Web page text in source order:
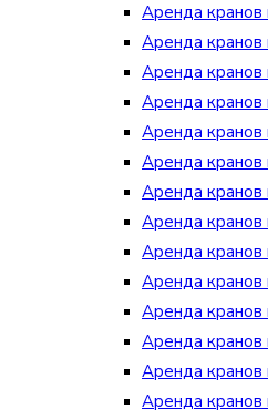
Аренда кранов
Аренда кранов
Аренда кранов
Аренда кранов
Аренда
Аренда кранов
Аренда
Аренда кранов
Аренда
Аренда
Аренда кранов
Аренда кранов
Аренда кранов
Аренда